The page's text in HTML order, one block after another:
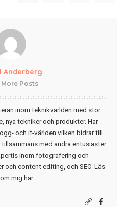
Anderberg
Posts
inom teknikvärlden med stor
nya tekniker och produkter. Har
och it-världen vilken bidrar till
med andra entusiaster.
inom fotografering och
och content editing, och SEO. Läs
mig här.